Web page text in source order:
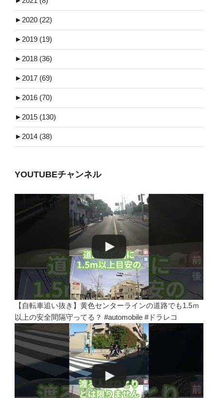
► 2020 (22)
► 2019 (19)
► 2018 (36)
► 2017 (69)
► 2016 (70)
► 2015 (130)
► 2014 (38)
YOUTUBEチャンネル
【自転車追い抜き】黄色センターラインの道路でも1.5ｍ
以上の安全間隔守ってる？ #automobile #ドラレコ